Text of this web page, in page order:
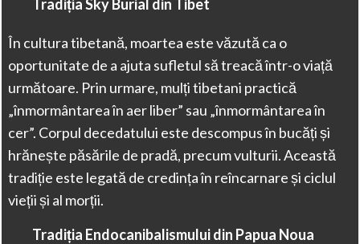
Tradiția Sky Burial din Tibet
În cultura tibetană, moartea este văzută ca o
oportunitate de a ajuta sufletul să treacă într-o viață
următoare. Prin urmare, mulți tibetani practică
„înmormântarea în aer liber” sau „înmormântarea în
cer”. Corpul decedatului este descompus în bucăți și
hrănește păsările de pradă, precum vulturii. Această
tradiție este legată de credința în reîncarnare și ciclul
vieții și al morții.
Tradiția Endocanibalismului din Papua Noua